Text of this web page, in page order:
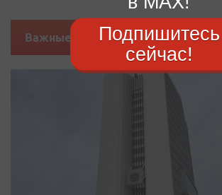
Важные новостиПодпишитесь
сейчас!